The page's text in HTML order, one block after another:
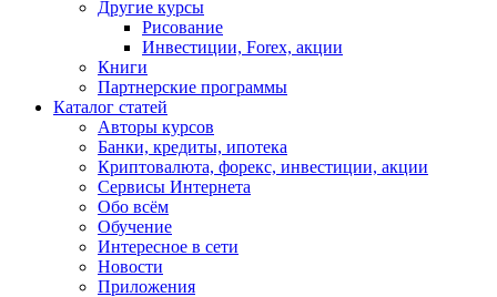
Другие курсы
Рисование
Инвестиции, Forex, акции
Книги
Партнерские программы
Каталог статей
Авторы курсов
Банки, кредиты, ипотека
Криптовалюта, форекс, инвестиции, акции
Сервисы Интернета
Обо всём
Обучение
Интересное в сети
Новости
Приложения